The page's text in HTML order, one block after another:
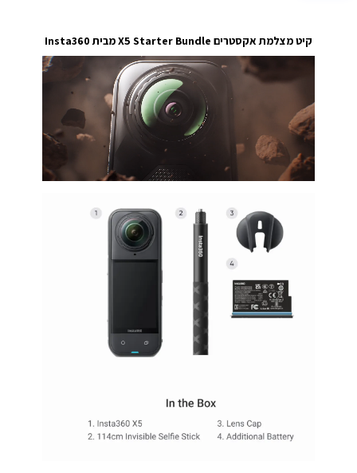
קיט מצלמת אקסטרים X5 Starter Bundle מבית Insta360